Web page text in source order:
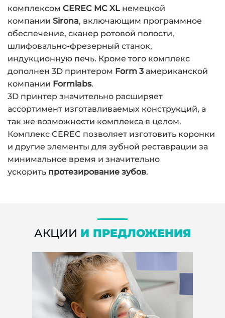
комплексом CEREC MC XL немецкой
компании Sirona, включающим программное
обеспечение, сканер ротовой полости,
шлифовально-фрезерный станок,
индукционную печь. Кроме того комплекс
дополнен 3D принтером Form 3 американской
компании Formlabs.
3D принтер значительно расширяет
ассортимент изготавливаемых конструкций, а
так же возможности комплекса в целом.
Комплекс CEREC позволяет изготовить коронки
и другие элементы для зубной реставрации за
минимальное время и значительно
ускорить протезирование зубов.
АКЦИИ И ПРЕДЛОЖЕНИЯ